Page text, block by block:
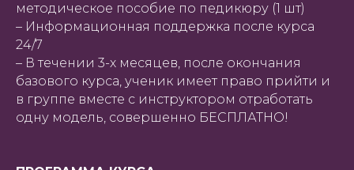
методическое пособие по педикюру (1 шт)
– Информационная поддержка после курса
24/7
– В течении 3-х месяцев, после окончания
базового курса, ученик имеет право прийти и
в группе вместе с инструктором отработать
одну модель, совершенно БЕСПЛАТНО!